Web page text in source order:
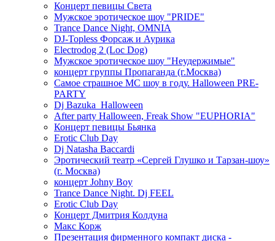
Концерт певицы Света
Мужское эротическое шоу "PRIDE"
Trance Dance Night, OMNIA
DJ-Topless Форсаж и Аурика
Electrodog 2 (Loc Dog)
Мужское эротическое шоу "Неудержимые"
концерт группы Пропаганда (г.Москва)
Самое страшное МС шоу в году. Halloween PRE-
PARTY
Dj Bazuka_Halloween
After party Halloween, Freak Show "EUPHORIA"
Концерт певицы Бьянка
Erotic Club Day
Dj Natasha Baccardi
Эротический театр «Сергей Глушко и Тарзан-шоу»
(г. Москва)
концерт Johny Boy
Trance Dance Night. Dj FEEL
Erotic Club Day
Концерт Дмитрия Колдуна
Макс Корж
Презентация фирменного компакт диска -